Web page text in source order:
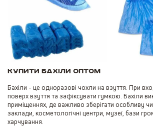
Купити бахіли оптом
Бахіли - це одноразові чохли на взуття. При
поверх взуття та зафіксувати гумкою. Бахіли
приміщеннях, де важливо зберігати особливу
заклади, косметологічні центри, музеї, бази
харчування.